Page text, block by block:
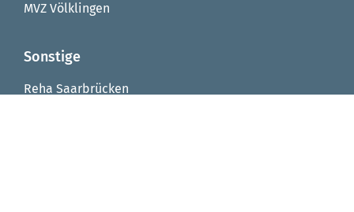
MVZ Völklingen
Sonstige
Reha Saarbrücken